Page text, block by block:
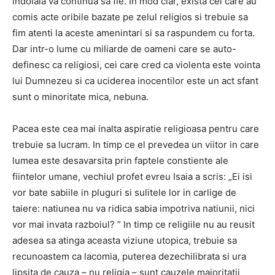
comis acte oribile bazate pe zelul religios si trebuie sa
fim atenti la aceste amenintari si sa raspundem cu forta.
Dar intr-o lume cu miliarde de oameni care se auto-
definesc ca religiosi, cei care cred ca violenta este vointa
lui Dumnezeu si ca uciderea inocentilor este un act sfant
sunt o minoritate mica, nebuna.
Pacea este cea mai inalta aspiratie religioasa pentru care
trebuie sa lucram. In timp ce el prevedea un viitor in care
lumea este desavarsita prin faptele constiente ale
fiintelor umane, vechiul profet evreu Isaia a scris: „Ei isi
vor bate sabiile in pluguri si sulitele lor in carlige de
taiere: natiunea nu va ridica sabia impotriva natiunii, nici
vor mai invata razboiul? ” In timp ce religiile nu au reusit
adesea sa atinga aceasta viziune utopica, trebuie sa
recunoastem ca lacomia, puterea dezechilibrata si ura
lipsita de cauza – nu religia – sunt cauzele majoritatii